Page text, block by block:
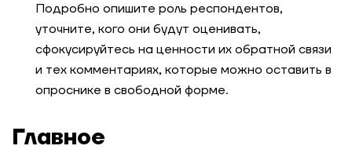
Подробно опишите роль респондентов,
уточните, кого они будут оценивать,
сфокусируйтесь на ценности их обратной связи
и тех комментариях, которые можно оставить в
опроснике в свободной форме.
Главное